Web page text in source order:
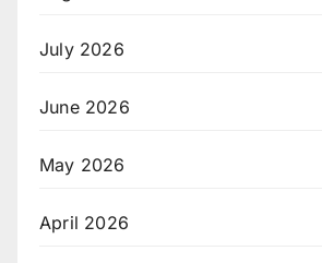
July 2026
June 2026
May 2026
April 2026